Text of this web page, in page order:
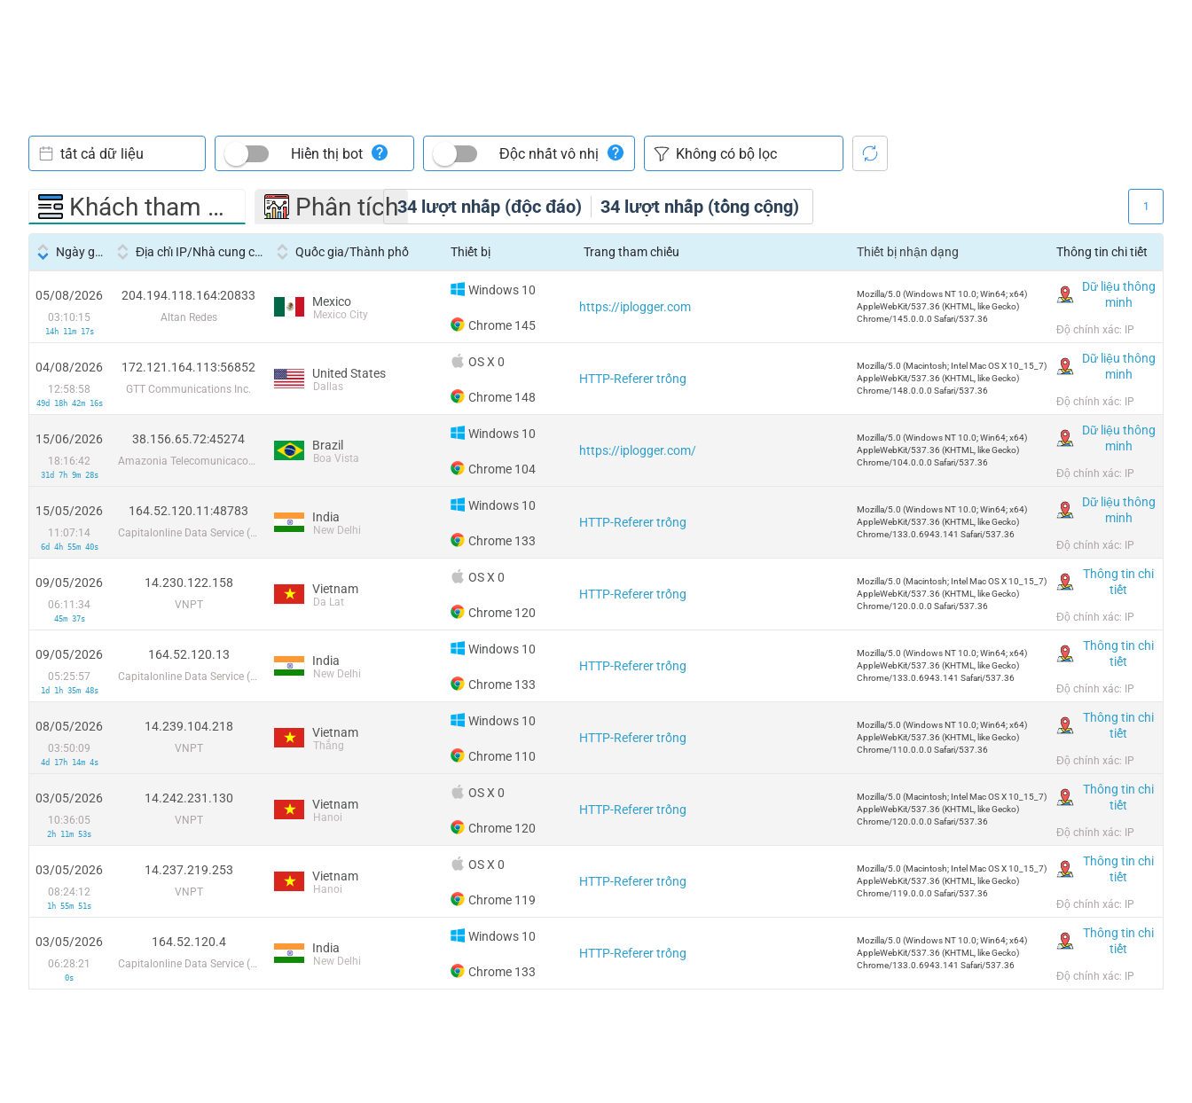
34 lượt nhấp (độc đáo) 34 lượt nhấp (tổng cộng)
tất cả dữ liệu Hiển thị bot Độc nhất vô nhị
Khách tham quan Phân tích 1
Ngày giờ Địa chỉ IP/Nhà cung cấp dịch vụ Quốc gia/Thành phố Thiết bị Trang tham chiếu Thiết bị nhận dạng Thông tin chi tiết
05/08/2026
03:10:15
14h 11m 17s
204.194.118.164:20833
Altan Redes
Mexico
Mexico City
Windows 10
Chrome 145
https://iplogger.com
Mozilla/5.0 (Windows NT 10.0; Win64; x64)
AppleWebKit/537.36 (KHTML, like Gecko)
Chrome/145.0.0.0 Safari/537.36
Dữ liệu thông
minh
Độ chính xác: IP
04/08/2026
12:58:58
49d 18h 42m 16s
172.121.164.113:56852
GTT Communications Inc.
United States
Dallas
OS X 0
Chrome 148
HTTP-Referer trống
Mozilla/5.0 (Macintosh; Intel Mac OS X 10_15_7)
AppleWebKit/537.36 (KHTML, like Gecko)
Chrome/148.0.0.0 Safari/537.36
Dữ liệu thông
minh
Độ chính xác: IP
15/06/2026
18:16:42
31d 7h 9m 28s
38.156.65.72:45274
Amazonia Telecomunicacoes Ltda
Brazil
Boa Vista
Windows 10
Chrome 104
https://iplogger.com/
Mozilla/5.0 (Windows NT 10.0; Win64; x64)
AppleWebKit/537.36 (KHTML, like Gecko)
Chrome/104.0.0.0 Safari/537.36
Dữ liệu thông
minh
Độ chính xác: IP
15/05/2026
11:07:14
6d 4h 55m 40s
164.52.120.11:48783
Capitalonline Data Service (HK) Co
India
New Delhi
Windows 10
Chrome 133
HTTP-Referer trống
Mozilla/5.0 (Windows NT 10.0; Win64; x64)
AppleWebKit/537.36 (KHTML, like Gecko)
Chrome/133.0.6943.141 Safari/537.36
Dữ liệu thông
minh
Độ chính xác: IP
09/05/2026
06:11:34
45m 37s
14.230.122.158
VNPT
Vietnam
Da Lat
OS X 0
Chrome 120
HTTP-Referer trống
Mozilla/5.0 (Macintosh; Intel Mac OS X 10_15_7)
AppleWebKit/537.36 (KHTML, like Gecko)
Chrome/120.0.0.0 Safari/537.36
Thông tin chi
tiết
Độ chính xác: IP
09/05/2026
05:25:57
1d 1h 35m 48s
164.52.120.13
Capitalonline Data Service (HK) Co
India
New Delhi
Windows 10
Chrome 133
HTTP-Referer trống
Mozilla/5.0 (Windows NT 10.0; Win64; x64)
AppleWebKit/537.36 (KHTML, like Gecko)
Chrome/133.0.6943.141 Safari/537.36
Thông tin chi
tiết
Độ chính xác: IP
08/05/2026
03:50:09
4d 17h 14m 4s
14.239.104.218
VNPT
Vietnam
Thắng
Windows 10
Chrome 110
HTTP-Referer trống
Mozilla/5.0 (Windows NT 10.0; Win64; x64)
AppleWebKit/537.36 (KHTML, like Gecko)
Chrome/110.0.0.0 Safari/537.36
Thông tin chi
tiết
Độ chính xác: IP
03/05/2026
10:36:05
2h 11m 53s
14.242.231.130
VNPT
Vietnam
Hanoi
OS X 0
Chrome 120
HTTP-Referer trống
Mozilla/5.0 (Macintosh; Intel Mac OS X 10_15_7)
AppleWebKit/537.36 (KHTML, like Gecko)
Chrome/120.0.0.0 Safari/537.36
Thông tin chi
tiết
Độ chính xác: IP
03/05/2026
08:24:12
1h 55m 51s
14.237.219.253
VNPT
Vietnam
Hanoi
OS X 0
Chrome 119
HTTP-Referer trống
Mozilla/5.0 (Macintosh; Intel Mac OS X 10_15_7)
AppleWebKit/537.36 (KHTML, like Gecko)
Chrome/119.0.0.0 Safari/537.36
Thông tin chi
tiết
Độ chính xác: IP
03/05/2026
06:28:21
0s
164.52.120.4
Capitalonline Data Service (HK) Co
India
New Delhi
Windows 10
Chrome 133
HTTP-Referer trống
Mozilla/5.0 (Windows NT 10.0; Win64; x64)
AppleWebKit/537.36 (KHTML, like Gecko)
Chrome/133.0.6943.141 Safari/537.36
Thông tin chi
tiết
Độ chính xác: IP